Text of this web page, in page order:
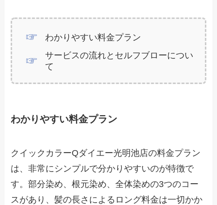
わかりやすい料金プラン
サービスの流れとセルフブローについ
て
わかりやすい料金プラン
クイックカラーQダイエー光明池店の料金プラン
は、非常にシンプルで分かりやすいのが特徴で
す。部分染め、根元染め、全体染めの3つのコー
スがあり、髪の長さによるロング料金は一切かか